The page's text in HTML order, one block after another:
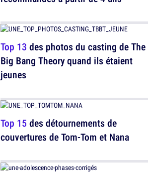
Top 13 des photos du casting de The
Big Bang Theory quand ils étaient
jeunes
Top 15 des détournements de
couvertures de Tom-Tom et Nana